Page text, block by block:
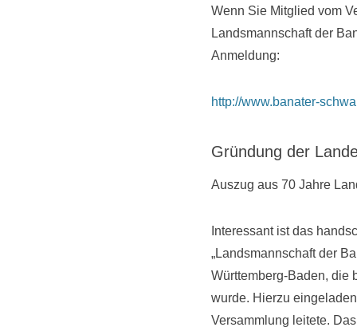
Wenn Sie Mitglied vom
Landsmannschaft der
Anmeldung:
http://www.banater-
Gründung der
Auszug aus 70 Jahre
Interessant ist das
„Landsmannschaft der
Württemberg-Baden, die
wurde. Hierzu
Versammlung leitete.